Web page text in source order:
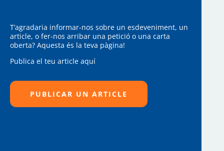
T’agradaria informar-nos sobre un esdeveniment, un
article, o fer-nos arribar una petició o una carta
oberta? Aquesta és la teva pàgina!
Publica el teu article aquí
PUBLICAR UN ARTICLE